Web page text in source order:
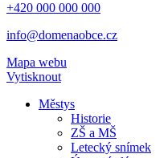
+420 000 000 000
info@domenaobce.cz
Mapa webu
Vytisknout
Městys
Historie
ZŠ a MŠ
Letecký snímek